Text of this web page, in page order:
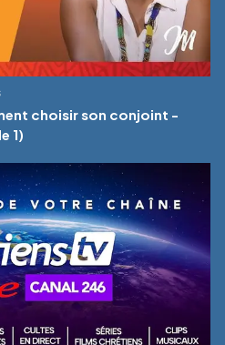
choisir son conjoint -
1)